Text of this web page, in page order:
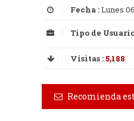
Fecha :Lunes
Tipo de
Visitas :5,188
Recomienda